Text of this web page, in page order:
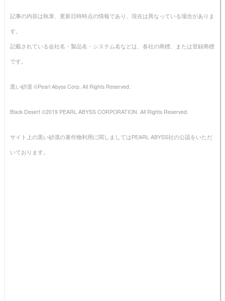
記事の内容は執筆、更新日時時点の情報であり、現在は異なっている場合がありま
す。
記載されている会社名・製品名・システム名などは、各社の商標、または登録商標
です。
黒い砂漠 ©Pearl Abyss Corp. All Rights Reserved.
Black Desert ©2019 PEARL ABYSS CORPORATION. All Rights Reserved.
サイト上の黒い砂漠の著作物利用に関しましてはPEARL ABYSS社の公認をいただ
いております。